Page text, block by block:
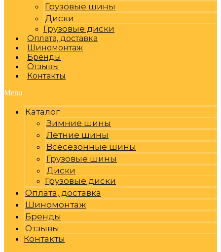
Грузовые шины
Диски
Грузовые диски
Оплата, доставка
Шиномонтаж
Бренды
Отзывы
Контакты
Menu
Каталог
Зимние шины
Летние шины
Всесезонные шины
Грузовые шины
Диски
Грузовые диски
Оплата, доставка
Шиномонтаж
Бренды
Отзывы
Контакты